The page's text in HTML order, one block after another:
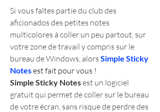
Si vous faîtes partie du club des
aficionados des petites notes
multicolores à coller un peu partout, sur
votre zone de travail y compris sur le
bureau de Windows, alors Simple Sticky
Notes est fait pour vous !
Simple Sticky Notes est un logiciel
gratuit qui permet de coller sur le bureau
de votre écran, sans risque de perdre des